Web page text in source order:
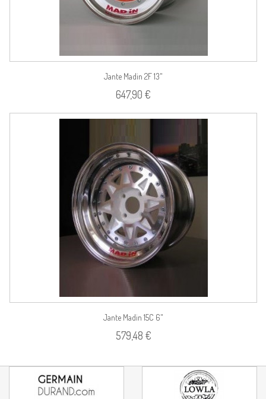
Jante Madin 2F 13"
647,90 €
Jante Madin 15C 6"
579,48 €